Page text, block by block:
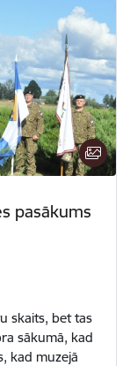
pasākums
skaits, bet tas
sākumā, kad
kad muzejā